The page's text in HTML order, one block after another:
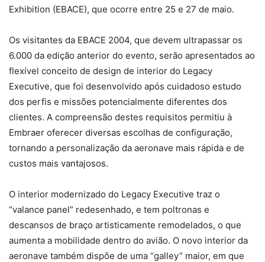
Exhibition (EBACE), que ocorre entre 25 e 27 de maio.
Os visitantes da EBACE 2004, que devem ultrapassar os
6.000 da edição anterior do evento, serão apresentados ao
flexível conceito de design de interior do Legacy
Executive, que foi desenvolvido após cuidadoso estudo
dos perfis e missões potencialmente diferentes dos
clientes. A compreensão destes requisitos permitiu à
Embraer oferecer diversas escolhas de configuração,
tornando a personalização da aeronave mais rápida e de
custos mais vantajosos.
O interior modernizado do Legacy Executive traz o
“valance panel” redesenhado, e tem poltronas e
descansos de braço artisticamente remodelados, o que
aumenta a mobilidade dentro do avião. O novo interior da
aeronave também dispõe de uma “galley” maior, em que